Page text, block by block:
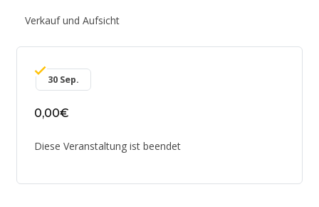
Verkauf und Aufsicht
30 Sep.
0,00€
Diese Veranstaltung ist beendet